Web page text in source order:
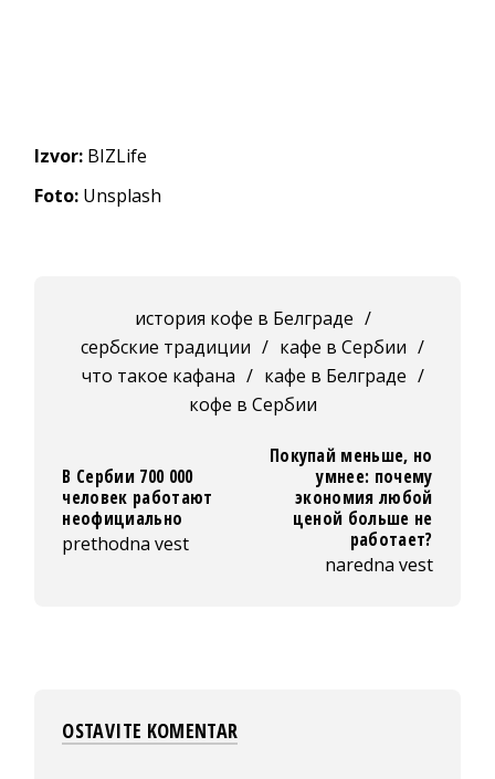
Izvor: BIZLife
Foto: Unsplash
история кофе в Белграде /
сербские традиции / кафе в Сербии /
что такое кафана / кафе в Белграде /
кофе в Сербии
В Сербии 700 000
человек работают
неофициально
prethodna vest
Покупай меньше, но
умнее: почему
экономия любой
ценой больше не
работает?
naredna vest
OSTAVITE KOMENTAR